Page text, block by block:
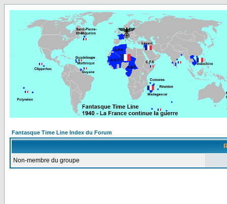
Fantasque Time Line Index du Forum
Non-membre du groupe